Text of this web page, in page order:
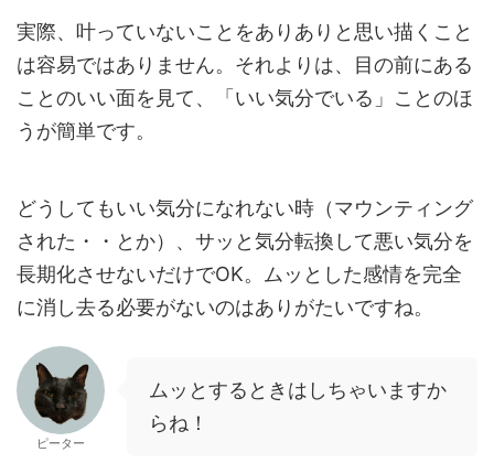
実際、叶っていないことをありありと思い描くこと
は容易ではありません。それよりは、目の前にある
ことのいい面を見て、「いい気分でいる」ことのほ
うが簡単です。
どうしてもいい気分になれない時（マウンティング
された・・とか）、サッと気分転換して悪い気分を
長期化させないだけでOK。ムッとした感情を完全
に消し去る必要がないのはありがたいですね。
ピーター
ムッとするときはしちゃいますか
らね！